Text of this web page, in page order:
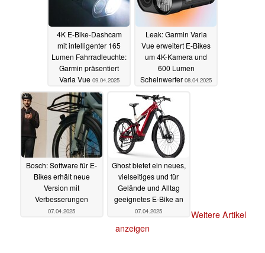
4K E-Bike-Dashcam
mit intelligenter 165
Lumen Fahrradleuchte:
Garmin präsentiert
Varia Vue 09.04.2025
Leak: Garmin Varia
Vue erweitert E-Bikes
um 4K-Kamera und
600 Lumen
Scheinwerfer 08.04.2025
Bosch: Software für E-
Bikes erhält neue
Version mit
Verbesserungen
07.04.2025
Ghost bietet ein neues,
vielseitiges und für
Gelände und Alltag
geeignetes E-Bike an
07.04.2025
Weitere Artikel
anzeigen